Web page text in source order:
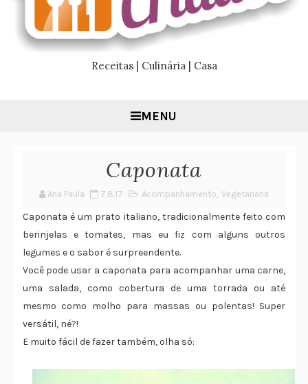
Receitas | Culinária | Casa
MENU
Caponata
Ana Paula 7.8.17 Acompanhamento, Vegetariana
Caponata é um prato italiano, tradicionalmente feito com
berinjelas e tomates, mas eu fiz com alguns outros
legumes e o sabor é surpreendente.
Você pode usar a caponata para acompanhar uma carne,
uma salada, como cobertura de uma torrada ou até
mesmo como molho para massas ou polentas! Super
versátil, né?!
E muito fácil de fazer também, olha só: